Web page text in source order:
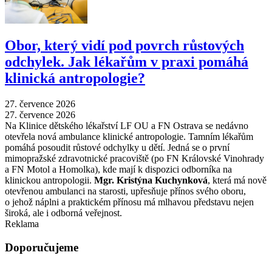
Obor, který vidí pod povrch růstových
odchylek. Jak lékařům v praxi pomáhá
klinická antropologie?
27. července 2026
27. července 2026
Na Klinice dětského lékařství LF OU a FN Ostrava se nedávno
otevřela nová ambulance klinické antropologie. Tamním lékařům
pomáhá posoudit růstové odchylky u dětí. Jedná se o první
mimopražské zdravotnické pracoviště (po FN Královské Vinohrady
a FN Motol a Homolka), kde mají k dispozici odborníka na
klinickou antropologii. Mgr. Kristýna Kuchynková, která má nově
otevřenou ambulanci na starosti, upřesňuje přínos svého oboru,
o jehož náplni a praktickém přínosu má mlhavou představu nejen
široká, ale i odborná veřejnost.
Reklama
Doporučujeme